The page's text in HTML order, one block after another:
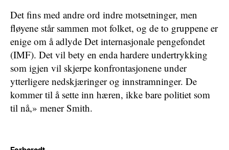
Det fins med andre ord indre motsetninger, men
fløyene står sammen mot folket, og de to gruppene er
enige om å adlyde Det internasjonale pengefondet
(IMF). Det vil bety en enda hardere undertrykking
som igjen vil skjerpe konfrontasjonene under
ytterligere nedskjæringer og innstramninger. De
kommer til å sette inn hæren, ikke bare politiet som
til nå,» mener Smith.